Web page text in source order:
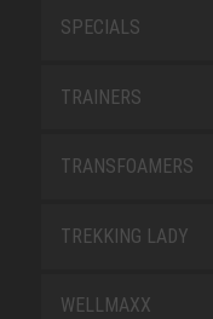
SPECIALS
TRAINERS
TRANSFOAMERS
TREKKING LADY
WELLMAXX